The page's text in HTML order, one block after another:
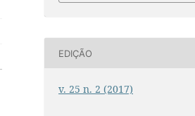
EDIÇÃO
v. 25 n. 2 (2017)